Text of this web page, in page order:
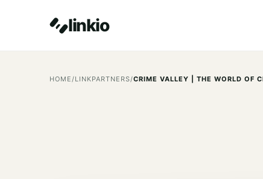
linkio
HOME/LINKPARTNERS/